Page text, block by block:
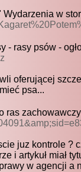
w
- rasy psów -
oferującej
psa...
ras
juz kontrole ?
i artykuł miał
w agencji a